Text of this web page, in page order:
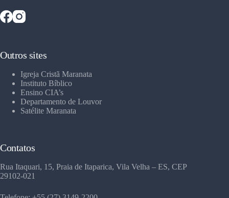
Outros sites
Igreja Cristã Maranata
Instituto Bíblico
Ensino CIA’s
Departamento de Louvor
Satélite Maranata
Contatos
Rua Itaquari, 15, Praia de Itaparica, Vila Velha – ES, CEP
29102-021